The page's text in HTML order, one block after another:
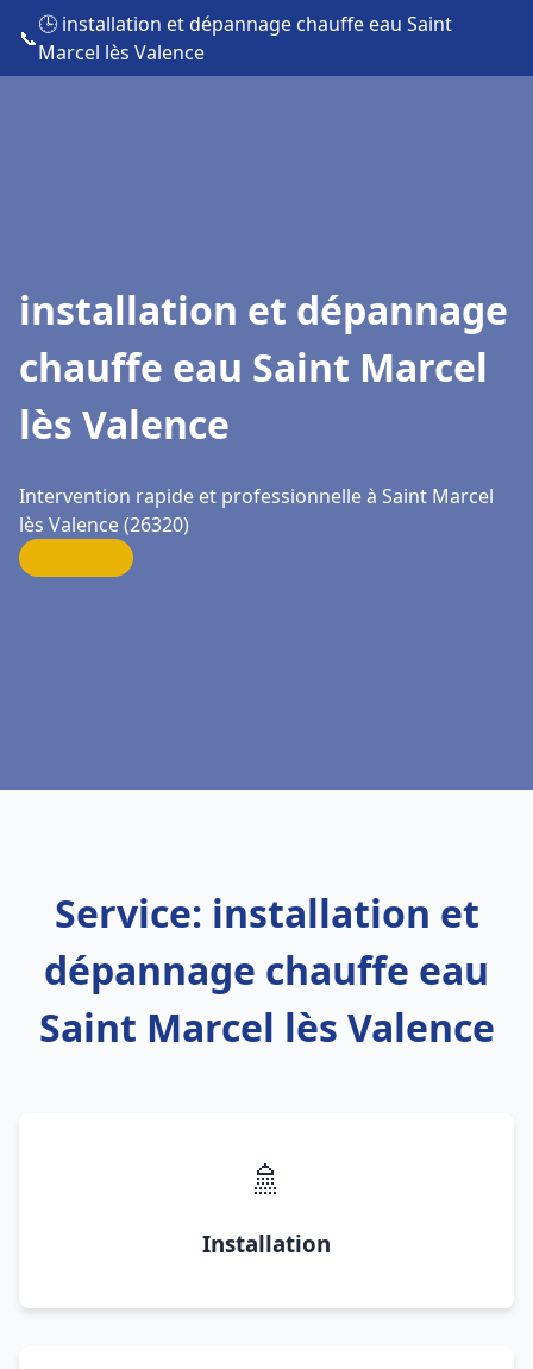
📞
🕒 installation et dépannage chauffe eau Saint
Marcel lès Valence
installation et dépannage
chauffe eau Saint Marcel
lès Valence
Intervention rapide et professionnelle à Saint Marcel
lès Valence (26320)
Service: installation et
dépannage chauffe eau
Saint Marcel lès Valence
🚿
Installation